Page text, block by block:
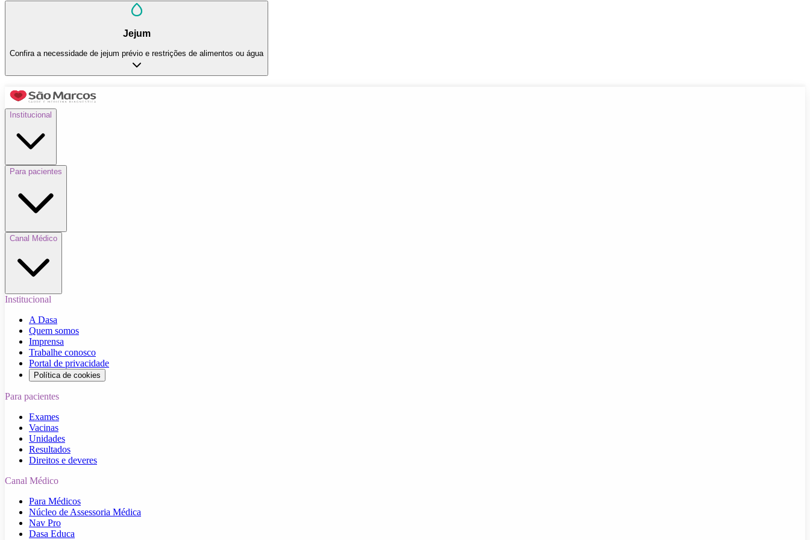
Jejum
Confira a necessidade de jejum prévio e restrições de alimentos ou água
Institucional
Para pacientes
Canal Médico
Institucional
A Dasa
Quem somos
Imprensa
Trabalhe conosco
Portal de privacidade
Política de cookies
Para pacientes
Exames
Vacinas
Unidades
Resultados
Direitos e deveres
Canal Médico
Para Médicos
Núcleo de Assessoria Médica
Nav Pro
Dasa Educa